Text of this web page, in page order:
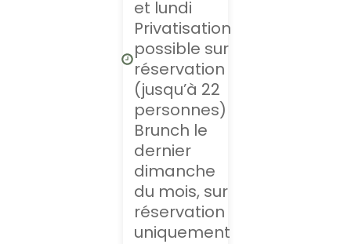
et lundi
Privatisation
possible sur
réservation
(jusqu’à 22
personnes)
Brunch le
dernier
dimanche
du mois, sur
réservation
uniquement